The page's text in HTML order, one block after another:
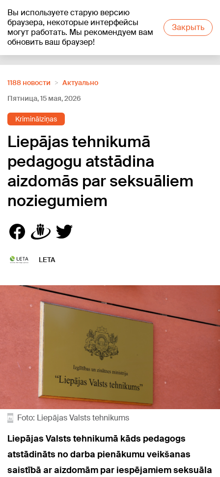
Вы используете старую версию
браузера, некоторые интерфейсы
могут работать. Мы рекомендуем вам
обновить ваш браузер!
Закрыть
+20°C
1188 новости
Актуально
Пятница, 15 мая, 2026
Kriminālziņas
Liepājas tehnikumā
pedagogu atstādina
aizdomās par seksuāliem
noziegumiem
LETA
Foto: Liepājas Valsts tehnikums
Liepājas Valsts tehnikumā kāds pedagogs
atstādināts no darba pienākumu veikšanas
saistībā ar aizdomām par iespējamiem seksuāla